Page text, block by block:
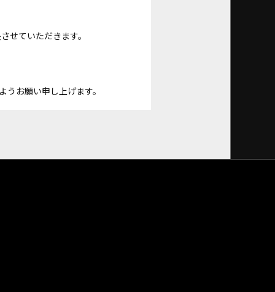
せていただきます。
お願い申し上げます。